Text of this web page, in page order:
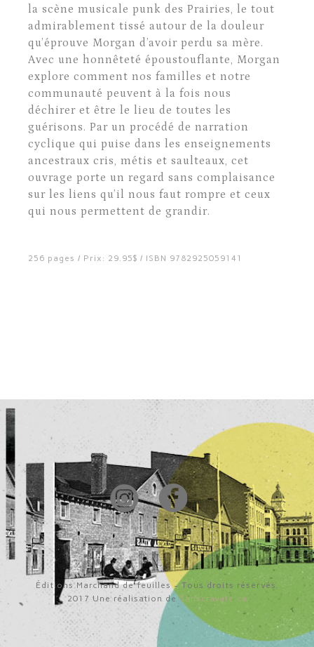
la scène musicale punk des Prairies, le tout
admirablement tissé autour de la douleur
qu’éprouve Morgan d’avoir perdu sa mère.
Avec une honnêteté époustouflante, Morgan
explore comment nos familles et notre
communauté peuvent à la fois nous
déchirer et être le lieu de toutes les
guérisons. Par un procédé de narration
cyclique qui puise dans les enseignements
ancestraux cris, métis et saulteaux, cet
ouvrage porte un regard sans complaisance
sur les liens qu’il nous faut rompre et ceux
qui nous permettent de grandir.
256 pages / Prix: 29.95$ / ISBN 9782925059141
Éditions Marchand de feuilles - Tous droits réservés.
2017 Une réalisation deSanscravate.ca